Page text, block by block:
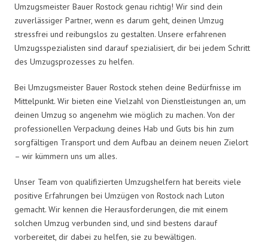
Umzugsmeister Bauer Rostock genau richtig! Wir sind dein
zuverlässiger Partner, wenn es darum geht, deinen Umzug
stressfrei und reibungslos zu gestalten. Unsere erfahrenen
Umzugsspezialisten sind darauf spezialisiert, dir bei jedem Schritt
des Umzugsprozesses zu helfen.
Bei Umzugsmeister Bauer Rostock stehen deine Bedürfnisse im
Mittelpunkt. Wir bieten eine Vielzahl von Dienstleistungen an, um
deinen Umzug so angenehm wie möglich zu machen. Von der
professionellen Verpackung deines Hab und Guts bis hin zum
sorgfältigen Transport und dem Aufbau an deinem neuen Zielort
– wir kümmern uns um alles.
Unser Team von qualifizierten Umzugshelfern hat bereits viele
positive Erfahrungen bei Umzügen von Rostock nach Luton
gemacht. Wir kennen die Herausforderungen, die mit einem
solchen Umzug verbunden sind, und sind bestens darauf
vorbereitet, dir dabei zu helfen, sie zu bewältigen.